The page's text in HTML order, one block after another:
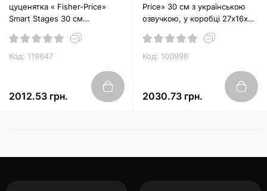
цуценятка « Fisher-Price»
Smart Stages 30 см
звуком, на батарейці, у
коробці 25х14х31 см
Код: 119647
2012.53 грн.
Price» 30 см з українською
озвучкою, у коробці 27х16х33
Код: 100996
2030.73 грн.